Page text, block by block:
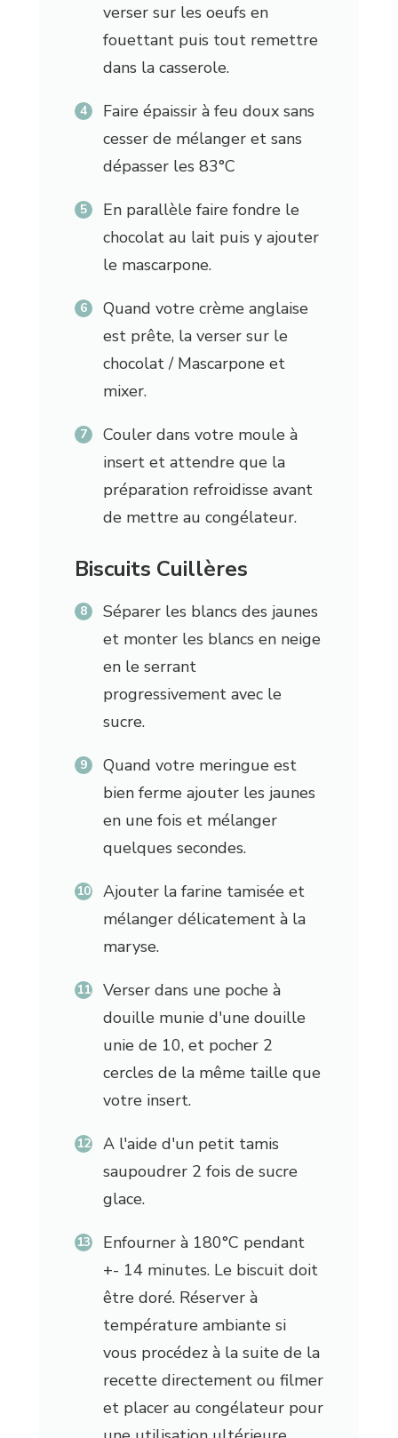
verser sur les oeufs en
fouettant puis tout remettre
dans la casserole.
Faire épaissir à feu doux sans
cesser de mélanger et sans
dépasser les 83°C
En parallèle faire fondre le
chocolat au lait puis y ajouter
le mascarpone.
Quand votre crème anglaise
est prête, la verser sur le
chocolat / Mascarpone et
mixer.
Couler dans votre moule à
insert et attendre que la
préparation refroidisse avant
de mettre au congélateur.
Biscuits Cuillères
Séparer les blancs des jaunes
et monter les blancs en neige
en le serrant
progressivement avec le
sucre.
Quand votre meringue est
bien ferme ajouter les jaunes
en une fois et mélanger
quelques secondes.
Ajouter la farine tamisée et
mélanger délicatement à la
maryse.
Verser dans une poche à
douille munie d'une douille
unie de 10, et pocher 2
cercles de la même taille que
votre insert.
A l'aide d'un petit tamis
saupoudrer 2 fois de sucre
glace.
Enfourner à 180°C pendant
+- 14 minutes. Le biscuit doit
être doré. Réserver à
température ambiante si
vous procédez à la suite de la
recette directement ou filmer
et placer au congélateur pour